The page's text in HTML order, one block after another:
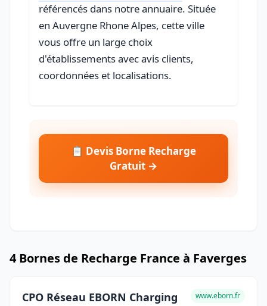
référencés dans notre annuaire. Située
en Auvergne Rhone Alpes, cette ville
vous offre un large choix
d'établissements avec avis clients,
coordonnées et localisations.
📋 Devis Borne Recharge
Gratuit →
4 Bornes de Recharge France à Faverges
CPO Réseau EBORN Charging
www.eborn.fr